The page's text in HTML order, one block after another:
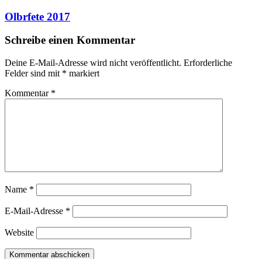
Olbrfete 2017
Schreibe einen Kommentar
Deine E-Mail-Adresse wird nicht veröffentlicht. Erforderliche
Felder sind mit * markiert
Kommentar *
Name *
E-Mail-Adresse *
Website